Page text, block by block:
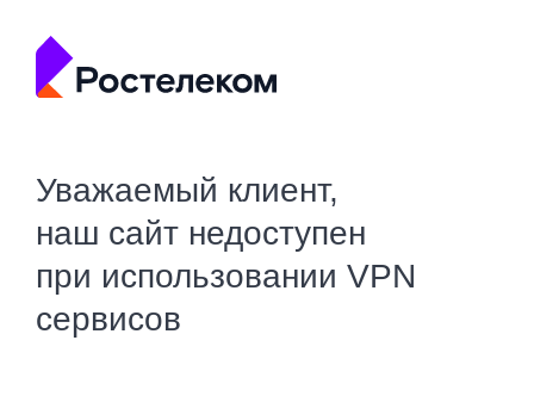
Уважаемый клиент,
наш сайт недоступен
при использовании VPN
сервисов